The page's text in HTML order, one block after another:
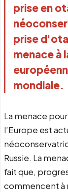
prise en
prise
menace à
mondiale.
La menace
l’Europe est
Russie. La
fait que,
commencent à